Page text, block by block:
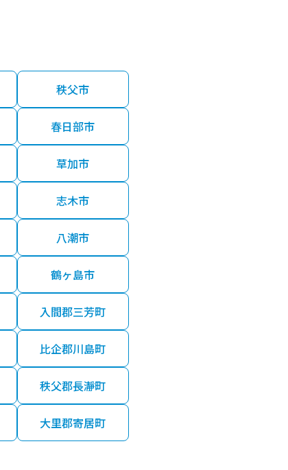
秩父市
春日部市
草加市
志木市
八潮市
鶴ヶ島市
入間郡三芳町
比企郡川島町
秩父郡長瀞町
大里郡寄居町